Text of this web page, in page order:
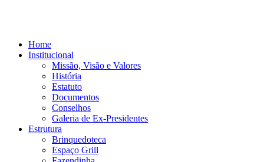
Home
Institucional
Missão, Visão e Valores
História
Estatuto
Documentos
Conselhos
Galeria de Ex-Presidentes
Estrutura
Brinquedoteca
Espaço Grill